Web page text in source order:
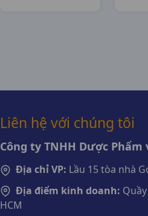
Liên hệ với chúng tôi
Công ty TNHH Dược Phẩm
Địa chỉ VP: Lầu 15 tòa nhà
Địa điểm kinh doanh:
HCM